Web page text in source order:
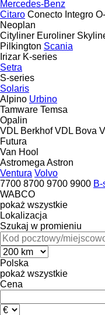
Mercedes-Benz
Citaro Conecto Integro
Neoplan
Cityliner Euroliner
Pilkington Scania
Irizar K-series
Setra
S-series
Solaris
Alpino Urbino
Tamware Temsa
Opalin
VDL Berkhof VDL Bova
Futura
Van Hool
Astromega Astron
Ventura Volvo
7700 8700 9700 9900
WABCO
pokaż wszystkie
Lokalizacja
Szukaj w promieniu
Polska
pokaż wszystkie
Cena